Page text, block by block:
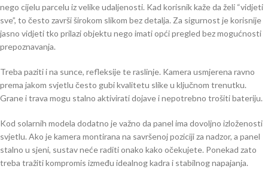
nego cijelu parcelu iz velike udaljenosti. Kad korisnik kaže da želi “vidjeti
sve”, to često završi širokom slikom bez detalja. Za sigurnost je korisnije
jasno vidjeti tko prilazi objektu nego imati opći pregled bez mogućnosti
prepoznavanja.
Treba paziti i na sunce, refleksije te raslinje. Kamera usmjerena ravno
prema jakom svjetlu često gubi kvalitetu slike u ključnom trenutku.
Grane i trava mogu stalno aktivirati dojave i nepotrebno trošiti bateriju.
Kod solarnih modela dodatno je važno da panel ima dovoljno izloženosti
svjetlu. Ako je kamera montirana na savršenoj poziciji za nadzor, a panel
stalno u sjeni, sustav neće raditi onako kako očekujete. Ponekad zato
treba tražiti kompromis između idealnog kadra i stabilnog napajanja.